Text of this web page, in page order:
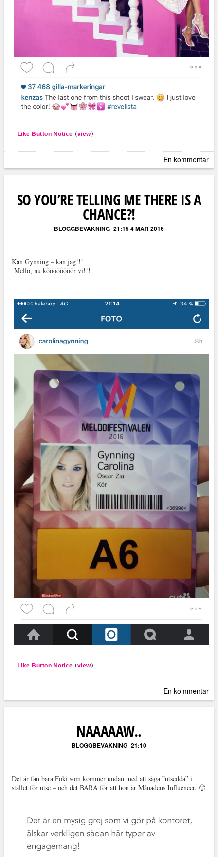
Like Button Notice (view)
En kommentar
SO YOU’RE TELLING ME THERE IS A
CHANCE?!
BLOGGBEVAKNING 21:15 4 MAR 2016
Kan Gynning – kan jag!!!
Mello, nu köööööööör vi!!!
Like Button Notice (view)
En kommentar
NAAAAAW..
BLOGGBEVAKNING 21:10
Det är fan bara Foki som kommer undan med att säga ”utsedda” i
stället för utse – och det BARA för att hon är Månadens Influencer. 🙂